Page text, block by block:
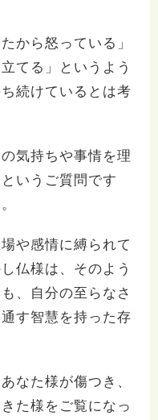
から怒っている」
てる」というよう
続けているとは考
気持ちや事情を理
いうご質問です
や感情に縛られて
仏様は、そのよう
、自分の至らなさ
す智慧を持った存
なた様が傷つき、
た様をご覧になっ